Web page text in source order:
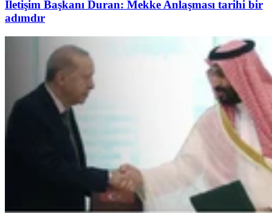
İletişim Başkanı Duran: Mekke Anlaşması tarihi bir
adımdır